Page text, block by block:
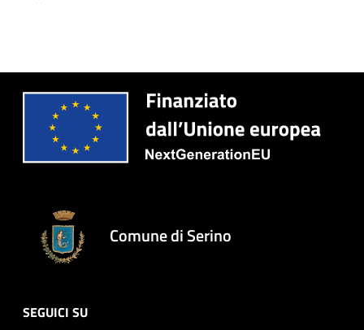
Comune di Serino
SEGUICI SU